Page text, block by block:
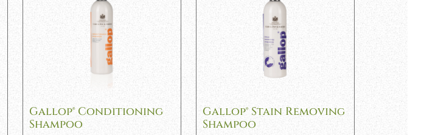
Gallop® Conditioning
Shampoo
Gallop® Stain Removing
Shampoo